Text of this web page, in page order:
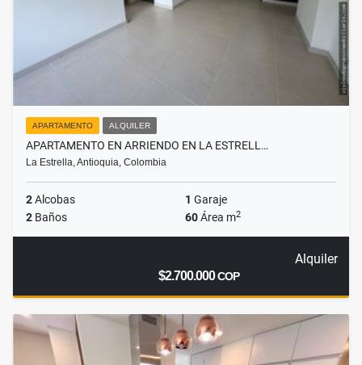
APARTAMENTO ALQUILER
APARTAMENTO EN ARRIENDO EN LA ESTRELL…
La Estrella, Antioquia, Colombia
2Alcobas 1 Garaje
2 Baños 60Área m2
Alquiler
$2.700.000COP